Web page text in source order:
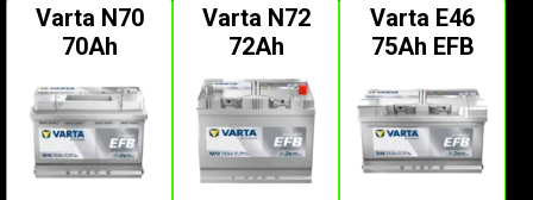
Varta N70
70Ah
Varta N72
72Ah
Varta E46
75Ah EFB